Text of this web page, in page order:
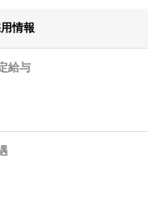
情報
給与